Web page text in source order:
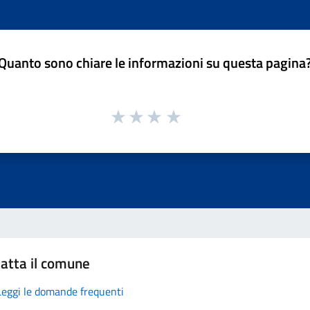
sono chiare le informazioni su questa
il comune
le domande frequenti